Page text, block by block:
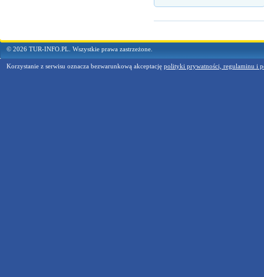
© 2026 TUR-INFO.PL. Wszystkie prawa zastrzeżone.
Korzystanie z serwisu oznacza bezwarunkową akceptację polityki prywatności, regulaminu i